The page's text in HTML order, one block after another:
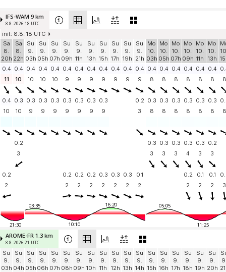
IFS-WAM 9 km
8.8. 2026 18 UTC
init: 8.8. 18 UTC
Sa
8.
20h
Sa
8.
22h
Su
9.
03h
Su
9.
05h
Su
9.
07h
Su
9.
09h
Su
9.
11h
Su
9.
13h
Su
9.
15h
Su
9.
17h
Su
9.
19h
Su
9.
21h
Mo
10.
03h
Mo
10.
05h
Mo
10.
07h
Mo
10.
09h
Mo
10.
11h
Mo
10.
13h
0.4 0.4 0.4 0.4 0.4 0.4 0.4 0.4 0.4 0.4 0.4 0.4 0.4 0.4 0.4 0.4 0.4 0.4
11
10 10 10 10 9 9 9 9 9 9 9 8 8 8 8 8 8 8
0.4 0.3 0.3 0.3 0.3 0.3 0.3 0.3 0.3 0.2 0.3 0.3 0.3 0.3 0.3 0.3
10
10 9 9 9 9 9 9 9 3 8 8 8 8 8 8 8
0.2 0.3 0.3 0.3 0.3 0.3 0.2
3
3 3 3 4 3 3
0.2 0.2 0.2 0.2 0.3 0.3 0.3 0.1 0.2 0.1 0.1
2
2 2 2 2 2 2 2 2 2 2 3
21:30
03:35 16:20
10:10
05:05
11:25
AROME-FR 1.3 km
8.8. 2026 21 UTC
Su
9.
03h
Su
9.
04h
Su
9.
05h
Su
9.
06h
Su
9.
07h
Su
9.
08h
Su
9.
09h
Su
9.
10h
Su
9.
11h
Su
9.
12h
Su
9.
13h
Su
9.
14h
Su
9.
15h
Su
9.
16h
Su
9.
17h
Su
9.
18h
Su
9.
19h
Su
9.
20h